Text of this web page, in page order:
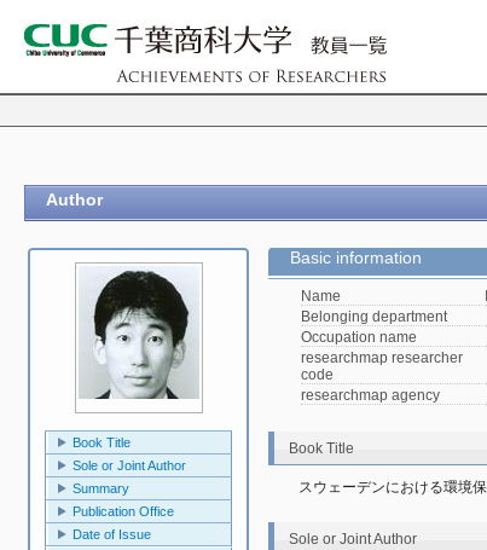
Author
Book Title
Sole or Joint Author
Summary
Publication Office
Date of Issue
Basic information
Name
Belonging department
Occupation name
researchmap researcher
code
researchmap agency
Book Title
スウェーデンにおける環境
Sole or Joint Author